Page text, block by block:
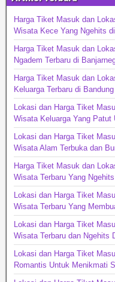
Harga Tiket Masuk dan
Wisata Kece Yang Ngehits
Harga Tiket Masuk dan
Ngadem Terbaru di
Harga Tiket Masuk dan
Keluarga Terbaru di
Lokasi dan Harga Tiket
Wisata Keluarga Yang
Lokasi dan Harga Tiket
Wisata Alam Terbuka dan
Harga Tiket Masuk dan
Wisata Terbaru Yang
Lokasi dan Harga Tiket
Wisata Terbaru Yang
Lokasi dan Harga Tiket
Wisata Terbaru dan Ngehits
Lokasi dan Harga Tiket
Romantis Untuk Menikmati